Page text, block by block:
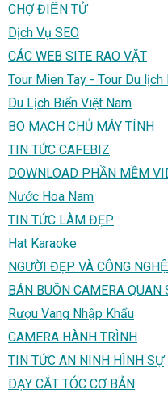
CHỢ ĐIỆN TỬ
Dịch Vụ SEO
CÁC WEB SITE RAO VẶT
Tour Mien Tay - Tour Du
Du Lịch Biển Việt Nam
BO MẠCH CHỦ MÁY TÍNH
TIN TỨC CAFEBIZ
DOWNLOAD PHẦN MỀM
Nước Hoa Nam
TIN TỨC LÀM ĐẸP
Hat Karaoke
NGƯỜI ĐẸP VÀ CÔNG NGHỆ
BÁN BUÔN CAMERA QUAN
Rượu Vang Nhập Khẩu
CAMERA HÀNH TRÌNH
TIN TỨC AN NINH HÌNH SỰ
DẠY CẮT TÓC CƠ BẢN